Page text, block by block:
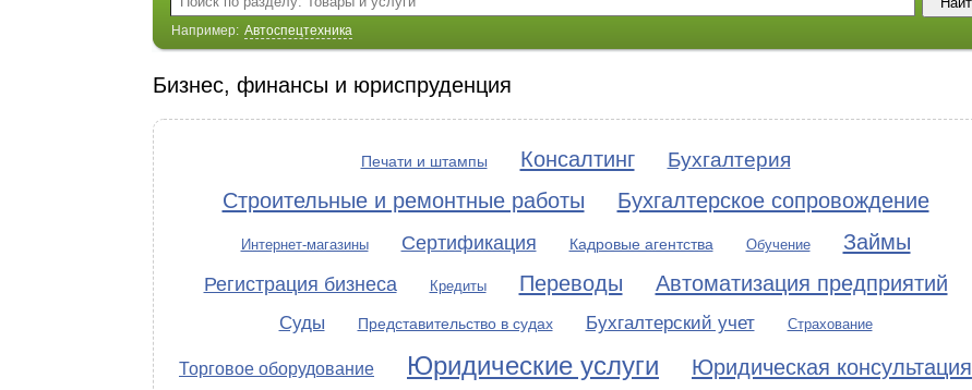
Например: Автоспецтехника
Бизнес, финансы и юриспруденция
Печати и штампы Консалтинг Бухгалтерия
Строительные и ремонтные работы Бухгалтерское сопровождение
Интернет-магазины Сертификация Кадровые агентства Обучение Займы
Регистрация бизнеса Кредиты Переводы Автоматизация предприятий
Суды Представительство в судах Бухгалтерский учет Страхование
Торговое оборудование Юридические услуги Юридическая консультация